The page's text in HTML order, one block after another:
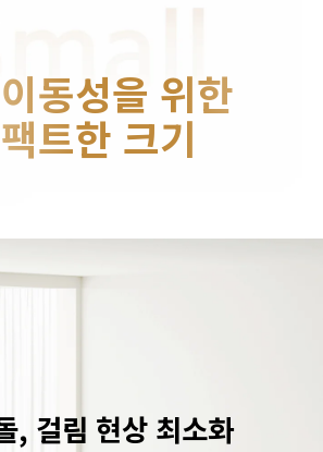
동성을 위한
트한 크기
, 걸림 현상 최소화